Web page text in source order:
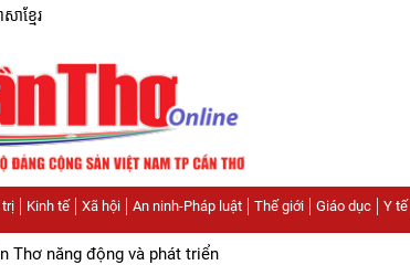
សាខ្មែរ
trị Kinh tế Xã hội An ninh-Pháp luật Thế giới Giáo dục Y tế
Thơ năng động và phát triển